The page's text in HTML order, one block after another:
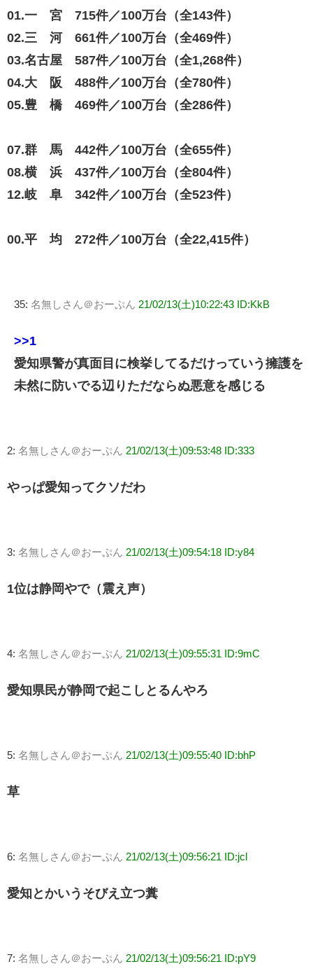
01.一 宮 715件／100万台（全143件）
02.三 河 661件／100万台（全469件）
03.名古屋 587件／100万台（全1,268件）
04.大 阪 488件／100万台（全780件）
05.豊 橋 469件／100万台（全286件）
07.群 馬 442件／100万台（全655件）
08.横 浜 437件／100万台（全804件）
12.岐 阜 342件／100万台（全523件）
00.平 均 272件／100万台（全22,415件）
35: 名無しさん＠おーぷん 21/02/13(土)10:22:43 ID:KkB
>>1
愛知県警が真面目に検挙してるだけっていう擁護を
未然に防いでる辺りただならぬ悪意を感じる
2: 名無しさん＠おーぷん 21/02/13(土)09:53:48 ID:333
やっぱ愛知ってクソだわ
3: 名無しさん＠おーぷん 21/02/13(土)09:54:18 ID:y84
1位は静岡やで（震え声）
4: 名無しさん＠おーぷん 21/02/13(土)09:55:31 ID:9mC
愛知県民が静岡で起こしとるんやろ
5: 名無しさん＠おーぷん 21/02/13(土)09:55:40 ID:bhP
草
6: 名無しさん＠おーぷん 21/02/13(土)09:56:21 ID:jcl
愛知とかいうそびえ立つ糞
7: 名無しさん＠おーぷん 21/02/13(土)09:56:21 ID:pY9